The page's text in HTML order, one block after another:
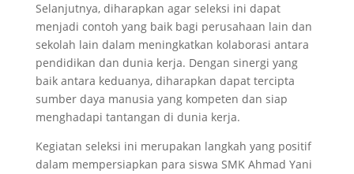
Selanjutnya, diharapkan agar seleksi ini dapat
menjadi contoh yang baik bagi perusahaan lain dan
sekolah lain dalam meningkatkan kolaborasi antara
pendidikan dan dunia kerja. Dengan sinergi yang
baik antara keduanya, diharapkan dapat tercipta
sumber daya manusia yang kompeten dan siap
menghadapi tantangan di dunia kerja.
Kegiatan seleksi ini merupakan langkah yang positif
dalam mempersiapkan para siswa SMK Ahmad Yani